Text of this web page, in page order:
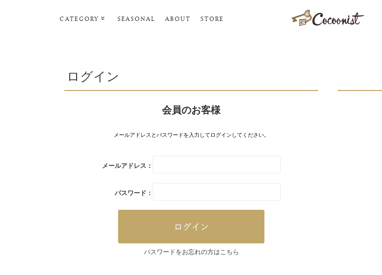
CATEGORY SEASONAL ABOUT STORE
ポーチ･トラベルグッズ
タオル・ヘアバンド
ログイン
会員のお客様
メールアドレスとパスワードを入力してログインしてください。
メールアドレス：
パスワード：
パスワードをお忘れの方はこちら